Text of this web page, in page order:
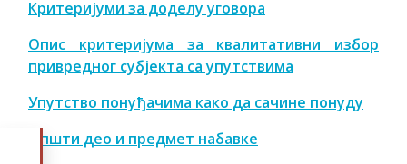
Критеријуми за доделу уговора
Опис критеријума за квалитативни избор
привредног субјекта са упутствима
Упутство понуђачима како да сачине понуду
Општи део и предмет набавке